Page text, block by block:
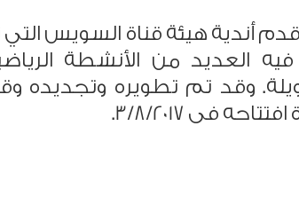
أندية هيئة قناة السويس
العديد من الأنشطة
وقد تم تطويره وتجديده
فى 3/8/2017.